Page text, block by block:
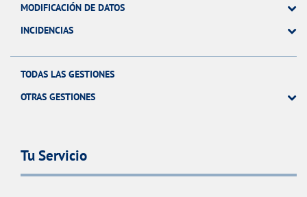
MODIFICACIÓN DE DATOS
INCIDENCIAS
TODAS LAS GESTIONES
OTRAS GESTIONES
Tu Servicio